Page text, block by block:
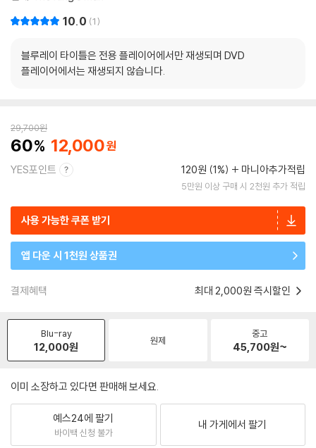
10.0 1
블루레이 타이틀은 전용 플레이어에서만 재생되며 DVD
플레이어에서는 재생되지 않습니다.
29,700원
60 12,000
YES포인트 120원 (1%) 마니아추가적립
5만원 이상 구매 시 2천원 추가 적립
사용 가능한 쿠폰 받기
앱 다운 시 1천원 상품권
결제혜택 최대 2,000원 즉시할인
Blu-ray
12,000원 원제
중고
45,700원~
이미 소장하고 있다면 판매해 보세요.
예스24에 팔기
바이백 신청 불가
내 가게에서 팔기